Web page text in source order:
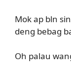
Mok ap bln
deng bebag
Oh palau